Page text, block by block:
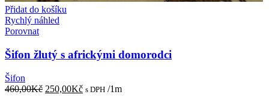
Přidat do košíku
Rychlý náhled
Porovnat
Šifon žlutý s africkými domorodci
Šifon
460,00Kč Původní
250,00KčAktuální
s DPH /1m